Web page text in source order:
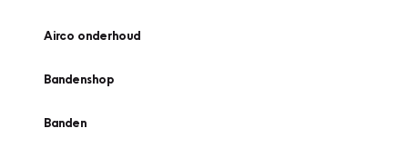
Airco onderhoud
Bandenshop
Banden